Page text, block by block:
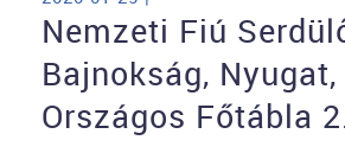
Nemzeti Fiú
Bajnokság, Nyugat,
Országos Főtábla